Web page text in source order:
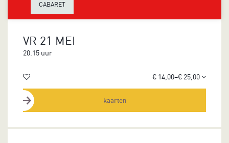
CABARET
VR 21 MEI
20.15 uur
€ 14,00–€ 25,00
kaarten